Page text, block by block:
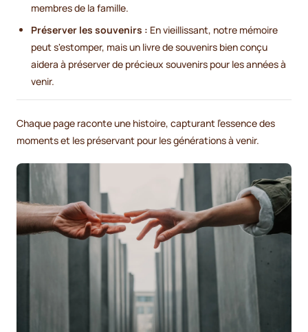
membres de la famille.
Préserver les souvenirs : En vieillissant, notre mémoire
peut s'estomper, mais un livre de souvenirs bien conçu
aidera à préserver de précieux souvenirs pour les années à
venir.
Chaque page raconte une histoire, capturant l'essence des
moments et les préservant pour les générations à venir.